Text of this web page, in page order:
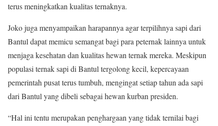
terus meningkatkan kualitas ternaknya.
Joko juga menyampaikan harapannya agar terpilihnya sapi dari
Bantul dapat memicu semangat bagi para peternak lainnya untuk
menjaga kesehatan dan kualitas hewan ternak mereka. Meskipun
populasi ternak sapi di Bantul tergolong kecil, kepercayaan
pemerintah pusat terus tumbuh, mengingat setiap tahun ada sapi
dari Bantul yang dibeli sebagai hewan kurban presiden.
“Hal ini tentu merupakan penghargaan yang tidak ternilai bagi